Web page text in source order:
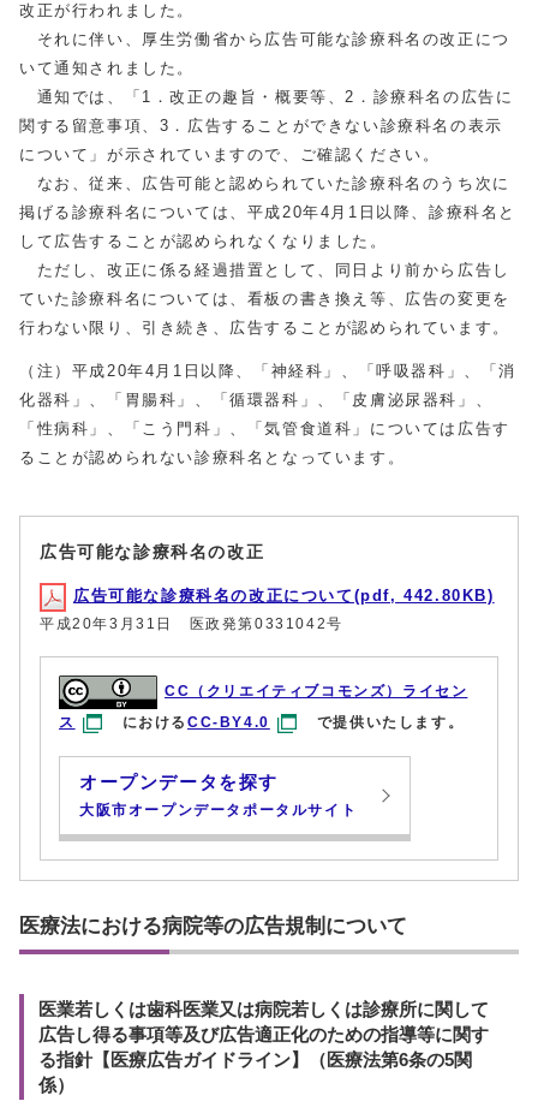
改正が行われました。
それに伴い、厚生労働省から広告可能な診療科名の改正につ
いて通知されました。
通知では、「1．改正の趣旨・概要等、2．診療科名の広告に
関する留意事項、3．広告することができない診療科名の表示
について」が示されていますので、ご確認ください。
なお、従来、広告可能と認められていた診療科名のうち次に
掲げる診療科名については、平成20年4月1日以降、診療科名と
して広告することが認められなくなりました。
ただし、改正に係る経過措置として、同日より前から広告し
ていた診療科名については、看板の書き換え等、広告の変更を
行わない限り、引き続き、広告することが認められています。
（注）平成20年4月1日以降、「神経科」、「呼吸器科」、「消
化器科」、「胃腸科」、「循環器科」、「皮膚泌尿器科」、
「性病科」、「こう門科」、「気管食道科」については広告す
ることが認められない診療科名となっています。
広告可能な診療科名の改正
広告可能な診療科名の改正について(pdf, 442.80KB)
平成20年3月31日 医政発第0331042号
CC（クリエイティブコモンズ）ライセン
ス
におけるCC-BY4.0 で提供いたします。
オープンデータを探す
大阪市オープンデータポータルサイト
医療法における病院等の広告規制について
医業若しくは歯科医業又は病院若しくは診療所に関して
広告し得る事項等及び広告適正化のための指導等に関す
る指針【医療広告ガイドライン】（医療法第6条の5関
係）